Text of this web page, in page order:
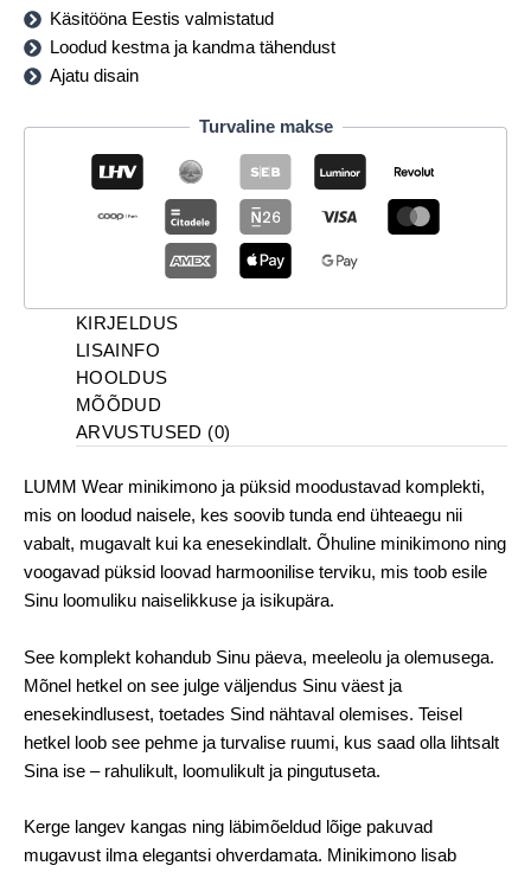
Käsitööna Eestis valmistatud
Loodud kestma ja kandma tähendust
Ajatu disain
Turvaline makse
KIRJELDUS
LISAINFO
HOOLDUS
MÕÕDUD
ARVUSTUSED (0)
LUMM Wear minikimono ja püksid moodustavad komplekti,
mis on loodud naisele, kes soovib tunda end ühteaegu nii
vabalt, mugavalt kui ka enesekindlalt. Õhuline minikimono ning
voogavad püksid loovad harmoonilise terviku, mis toob esile
Sinu loomuliku naiselikkuse ja isikupära.
See komplekt kohandub Sinu päeva, meeleolu ja olemusega.
Mõnel hetkel on see julge väljendus Sinu väest ja
enesekindlusest, toetades Sind nähtaval olemises. Teisel
hetkel loob see pehme ja turvalise ruumi, kus saad olla lihtsalt
Sina ise – rahulikult, loomulikult ja pingutuseta.
Kerge langev kangas ning läbimõeldud lõige pakuvad
mugavust ilma elegantsi ohverdamata. Minikimono lisab